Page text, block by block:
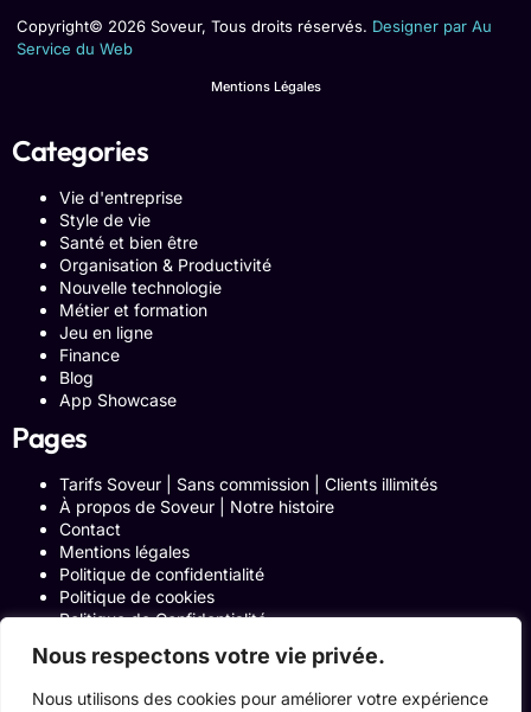
Nous respectons votre vie privée.
Nous utilisons des cookies pour améliorer votre expérience
Copyright© 2026 Soveur, Tous droits réservés. Designer par Au
Service du Web
Mentions Légales
Categories
Vie d'entreprise
Style de vie
Santé et bien être
Organisation & Productivité
Nouvelle technologie
Métier et formation
Jeu en ligne
Finance
Blog
App Showcase
Pages
Tarifs Soveur | Sans commission | Clients illimités
À propos de Soveur | Notre histoire
Contact
Mentions légales
Politique de confidentialité
Politique de cookies
Politique de Confidentialité
Blog